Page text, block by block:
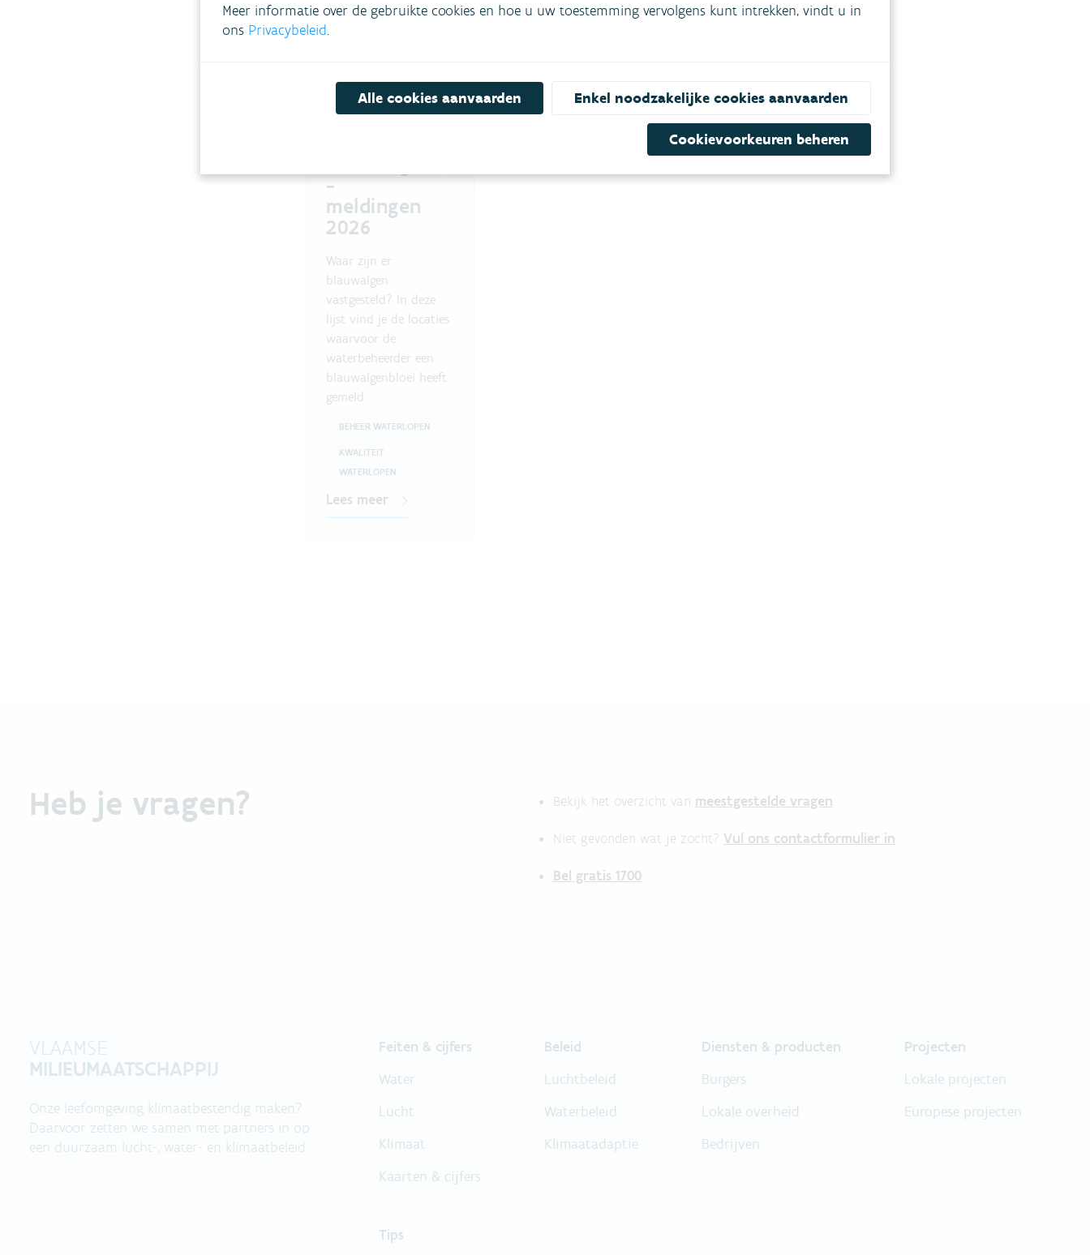
Interessante kaarten en cijfers
-
meldingen
2026
Waar zijn er
blauwalgen
vastgesteld? In deze
lijst vind je de locaties
waarvoor de
waterbeheerder een
blauwalgenbloei heeft
gemeld.
BEHEER WATERLOPEN
KWALITEIT
WATERLOPEN
Lees meer
Heb je vragen? Bekijk het overzicht van meestgestelde vragen.
Niet gevonden wat je zocht? Vul ons contactformulier in.
Bel gratis 1700
VLAAMSE
MILIEUMAATSCHAPPIJ
Onze leefomgeving klimaatbestendig maken?
Daarvoor zetten we samen met partners in op
een duurzaam lucht-, water- en klimaatbeleid.
Feiten & cijfers
Water
Lucht
Klimaat
Kaarten & cijfers
Beleid
Luchtbeleid
Waterbeleid
Klimaatadaptie
Diensten & producten
Burgers
Lokale overheid
Bedrijven
Projecten
Lokale projecten
Europese projecten
Tips
Meer informatie over de gebruikte cookies en hoe u uw toestemming vervolgens kunt intrekken, vindt u in
ons Privacybeleid.
Alle cookies aanvaarden Enkel noodzakelijke cookies aanvaarden
Cookievoorkeuren beheren